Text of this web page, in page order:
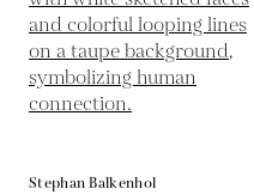
Stephan Balkenhol